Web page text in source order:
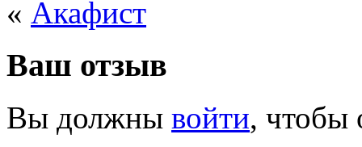
« Акафист
Ваш отзыв
Вы должны войти, чтобы